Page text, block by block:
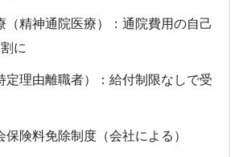
（精神通院医療）：通院費用の自己
に
定理由離職者）：給付制限なしで受
保険料免除制度（会社による）